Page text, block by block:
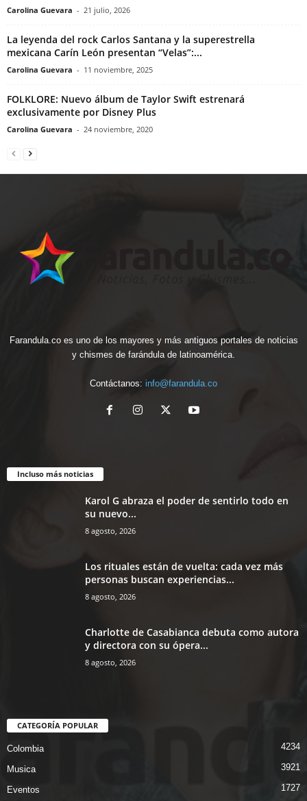
Carolina Guevara - 21 julio, 2026
La leyenda del rock Carlos Santana y la superestrella
mexicana Carín León presentan “Velas”:...
Carolina Guevara - 11 noviembre, 2025
FOLKLORE: Nuevo álbum de Taylor Swift estrenará
exclusivamente por Disney Plus
Carolina Guevara - 24 noviembre, 2020
Farandula.co es uno de los mayores y más antiguos portales de noticias
y chismes de farándula de latinoamérica.
Contáctanos: info@farandula.co
Incluso más noticias
Karol G abraza el poder de sentirlo todo en
su nuevo...
8 agosto, 2026
Los rituales están de vuelta: cada vez más
personas buscan experiencias...
8 agosto, 2026
Charlotte de Casabianca debuta como autora
y directora con su ópera...
8 agosto, 2026
CATEGORÍA POPULAR
Colombia 4234
Musica 3921
Eventos 1727